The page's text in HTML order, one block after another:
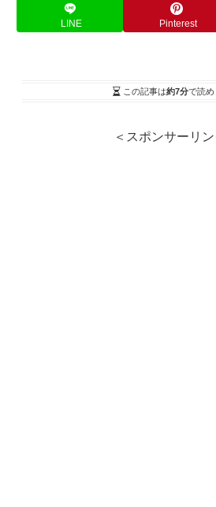
LINE Pinterest
この記事は約7分で読め
＜スポンサーリン